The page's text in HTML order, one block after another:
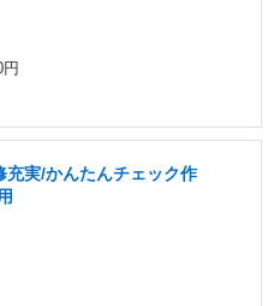
実/かんたんチェック作